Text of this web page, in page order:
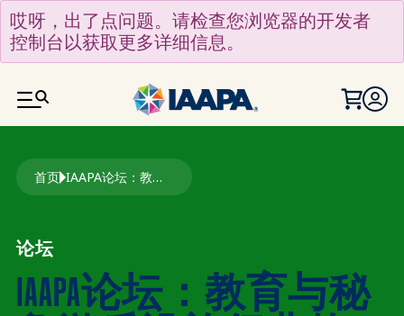
跳转到主要内容
哎呀，出了点问题。请检查您浏览器的开发者
控制台以获取更多详细信息。
面包屑
首页 IAAPA论坛：教育与秘鲁游乐设施行业的未来
论坛
IAAPA论坛：教育与秘